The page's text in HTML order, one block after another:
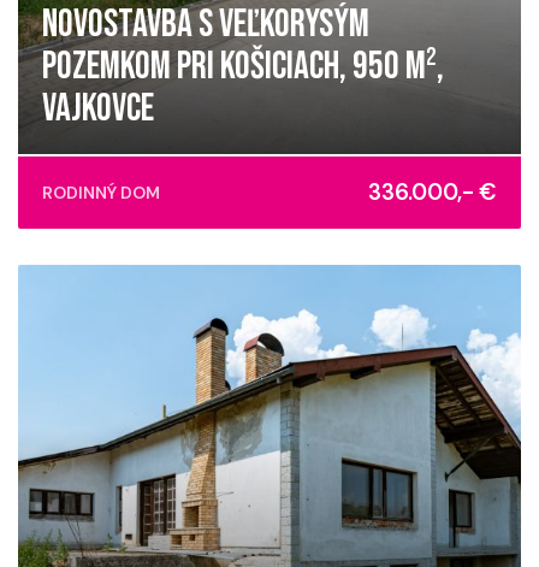
NOVOSTAVBA S VEĽKORYSÝM
POZEMKOM PRI KOŠICIACH, 950 M²,
VAJKOVCE
Vajkovce
RODINNÝ DOM 336.000,- €